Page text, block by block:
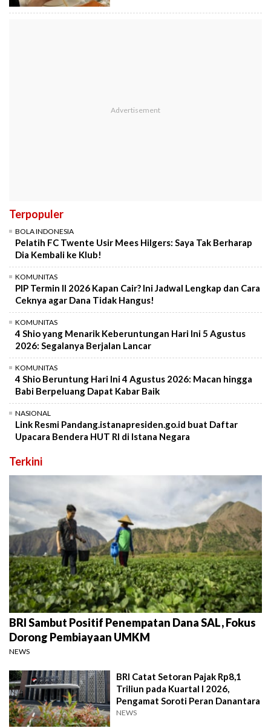
Terpopuler
BOLA INDONESIA
Pelatih FC Twente Usir Mees Hilgers: Saya Tak Berharap
Dia Kembali ke Klub!
KOMUNITAS
PIP Termin II 2026 Kapan Cair? Ini Jadwal Lengkap dan Cara
Ceknya agar Dana Tidak Hangus!
KOMUNITAS
4 Shio yang Menarik Keberuntungan Hari Ini 5 Agustus
2026: Segalanya Berjalan Lancar
KOMUNITAS
4 Shio Beruntung Hari Ini 4 Agustus 2026: Macan hingga
Babi Berpeluang Dapat Kabar Baik
NASIONAL
Link Resmi Pandang.istanapresiden.go.id buat Daftar
Upacara Bendera HUT RI di Istana Negara
Terkini
BRI Sambut Positif Penempatan Dana SAL, Fokus
Dorong Pembiayaan UMKM
NEWS
BRI Catat Setoran Pajak Rp8,1
Triliun pada Kuartal I 2026,
Pengamat Soroti Peran Danantara
NEWS